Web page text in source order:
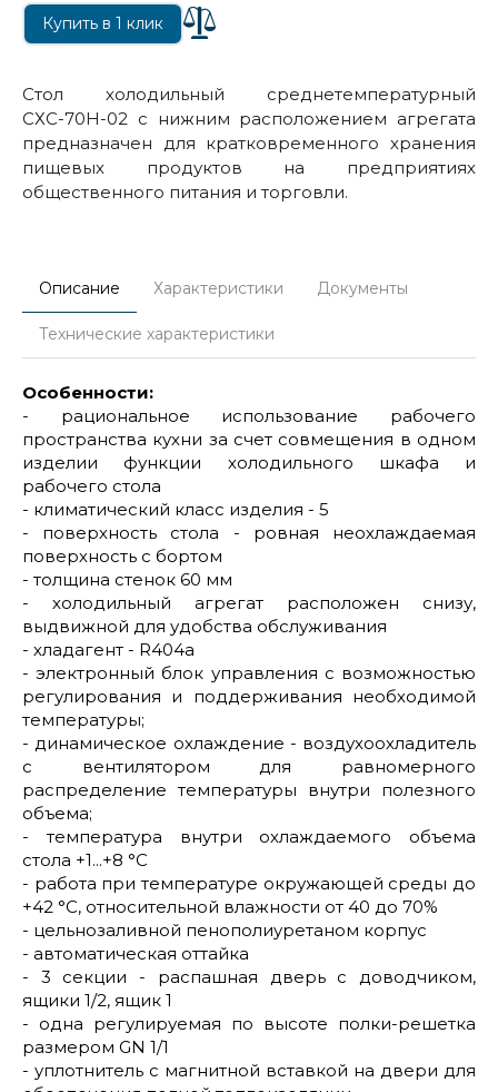
Купить в 1 клик
Стол холодильный среднетемпературный
СХС-70Н-02 с нижним расположением агрегата
предназначен для кратковременного хранения
пищевых продуктов на предприятиях
общественного питания и торговли.
Описание Характеристики Документы
Технические характеристики
Особенности:
- рациональное использование рабочего
пространства кухни за счет совмещения в одном
изделии функции холодильного шкафа и
рабочего стола
- климатический класс изделия - 5
- поверхность стола - ровная неохлаждаемая
поверхность с бортом
- толщина стенок 60 мм
- холодильный агрегат расположен снизу,
выдвижной для удобства обслуживания
- хладагент - R404a
- электронный блок управления с возможностью
регулирования и поддерживания необходимой
температуры;
- динамическое охлаждение - воздухоохладитель
с вентилятором для равномерного
распределение температуры внутри полезного
объема;
- температура внутри охлаждаемого объема
стола +1...+8 °C
- работа при температуре окружающей среды до
+42 °C, относительной влажности от 40 до 70%
- цельнозаливной пенополиуретаном корпус
- автоматическая оттайка
- 3 секции - распашная дверь с доводчиком,
ящики 1/2, ящик 1
- одна регулируемая по высоте полки-решетка
размером GN 1/1
- уплотнитель с магнитной вставкой на двери для